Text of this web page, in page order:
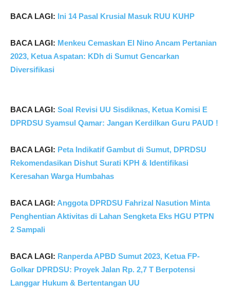
BACA LAGI: Ini 14 Pasal Krusial Masuk RUU KUHP
BACA LAGI: Menkeu Cemaskan El Nino Ancam Pertanian
2023, Ketua Aspatan: KDh di Sumut Gencarkan
Diversifikasi
BACA LAGI: Soal Revisi UU Sisdiknas, Ketua Komisi E
DPRDSU Syamsul Qamar: Jangan Kerdilkan Guru PAUD !
BACA LAGI: Peta Indikatif Gambut di Sumut, DPRDSU
Rekomendasikan Dishut Surati KPH & Identifikasi
Keresahan Warga Humbahas
BACA LAGI: Anggota DPRDSU Fahrizal Nasution Minta
Penghentian Aktivitas di Lahan Sengketa Eks HGU PTPN
2 Sampali
BACA LAGI: Ranperda APBD Sumut 2023, Ketua FP-
Golkar DPRDSU: Proyek Jalan Rp. 2,7 T Berpotensi
Langgar Hukum & Bertentangan UU